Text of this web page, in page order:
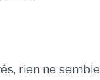
rien ne semble